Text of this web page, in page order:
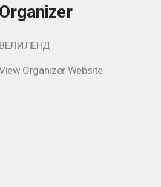
Organizer
ВЕЛИЛЕНД
Organizer Website